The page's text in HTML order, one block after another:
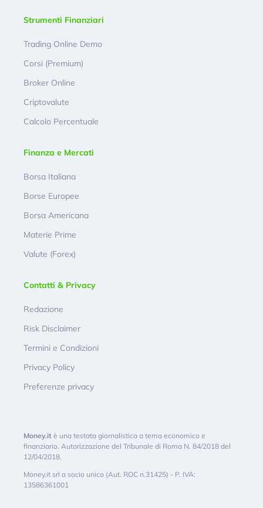
Strumenti Finanziari
Trading Online Demo
Corsi (Premium)
Broker Online
Criptovalute
Calcolo Percentuale
Finanza e Mercati
Borsa Italiana
Borse Europee
Borsa Americana
Materie Prime
Valute (Forex)
Contatti & Privacy
Redazione
Risk Disclaimer
Termini e Condizioni
Privacy Policy
Preferenze privacy
Money.it è una testata giornalistica a tema economico e
finanziario. Autorizzazione del Tribunale di Roma N. 84/2018 del
12/04/2018.
Money.it srl a socio unico (Aut. ROC n.31425) - P. IVA:
13586361001